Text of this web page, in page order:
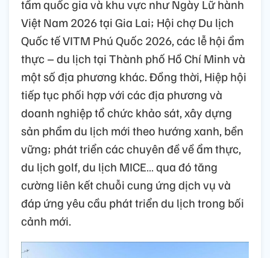
tầm quốc gia và khu vực như Ngày Lữ hành
Việt Nam 2026 tại Gia Lai; Hội chợ Du lịch
Quốc tế VITM Phú Quốc 2026, các lễ hội ẩm
thực – du lịch tại Thành phố Hồ Chí Minh và
một số địa phương khác. Đồng thời, Hiệp hội
tiếp tục phối hợp với các địa phương và
doanh nghiệp tổ chức khảo sát, xây dựng
sản phẩm du lịch mới theo hướng xanh, bền
vững; phát triển các chuyên đề về ẩm thực,
du lịch golf, du lịch MICE… qua đó tăng
cường liên kết chuỗi cung ứng dịch vụ và
đáp ứng yêu cầu phát triển du lịch trong bối
cảnh mới.